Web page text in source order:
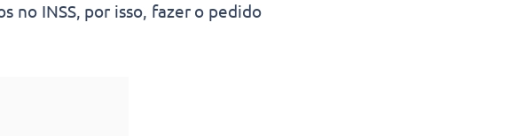
no INSS, por isso, fazer o pedido